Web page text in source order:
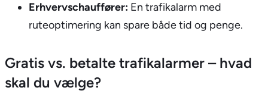
Erhvervschauffører: En trafikalarm med
ruteoptimering kan spare både tid og penge.
Gratis vs. betalte trafikalarmer – hvad
skal du vælge?